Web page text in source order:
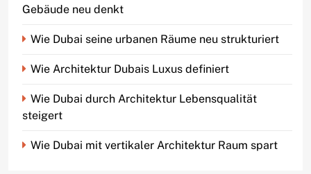
Gebäude neu denkt
Wie Dubai seine urbanen Räume neu strukturiert
Wie Architektur Dubais Luxus definiert
Wie Dubai durch Architektur Lebensqualität
steigert
Wie Dubai mit vertikaler Architektur Raum spart